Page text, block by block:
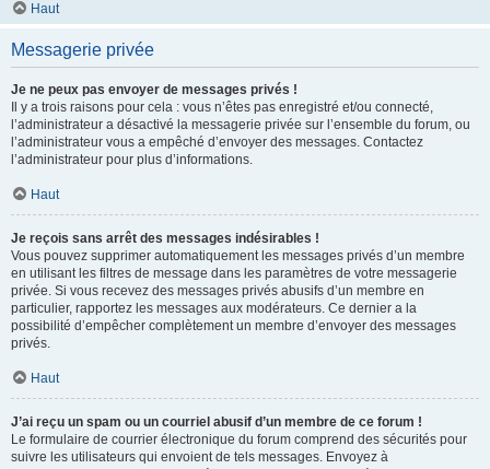
Haut
Messagerie privée
Je ne peux pas envoyer de messages privés !
Il y a trois raisons pour cela : vous n’êtes pas enregistré et/ou connecté,
l’administrateur a désactivé la messagerie privée sur l’ensemble du forum, ou
l’administrateur vous a empêché d’envoyer des messages. Contactez
l’administrateur pour plus d’informations.
Haut
Je reçois sans arrêt des messages indésirables !
Vous pouvez supprimer automatiquement les messages privés d’un membre
en utilisant les filtres de message dans les paramètres de votre messagerie
privée. Si vous recevez des messages privés abusifs d’un membre en
particulier, rapportez les messages aux modérateurs. Ce dernier a la
possibilité d’empêcher complètement un membre d’envoyer des messages
privés.
Haut
J’ai reçu un spam ou un courriel abusif d’un membre de ce forum !
Le formulaire de courrier électronique du forum comprend des sécurités pour
suivre les utilisateurs qui envoient de tels messages. Envoyez à